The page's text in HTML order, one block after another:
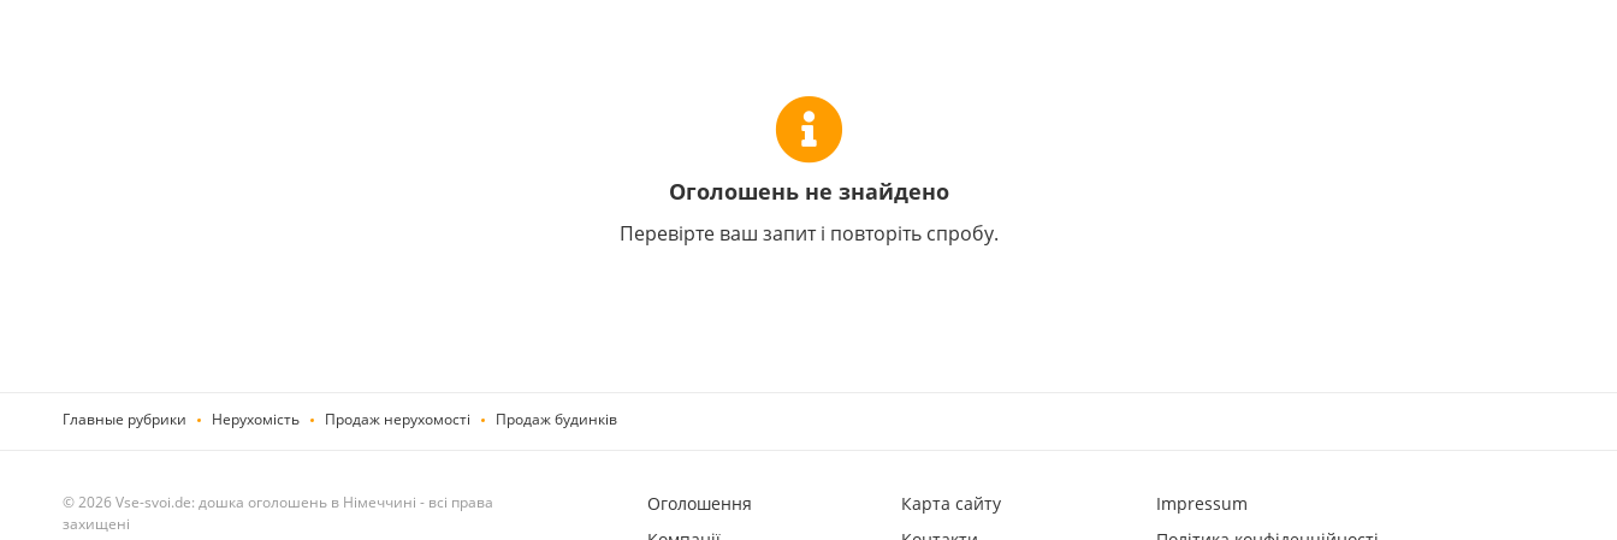
Оголошень не знайдено
Перевірте ваш запит і повторіть спробу.
Главные рубрики Нерухомість Продаж нерухомості Продаж будинків
© 2026 Vse-svoi.de: дошка оголошень в Німеччині - всі права
захищені
Оголошення
Карта сайту
Impressum